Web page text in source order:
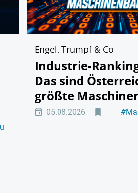
Engel, Trumpf & Co
Industrie-
Das sind
größte
05.08.2026 #